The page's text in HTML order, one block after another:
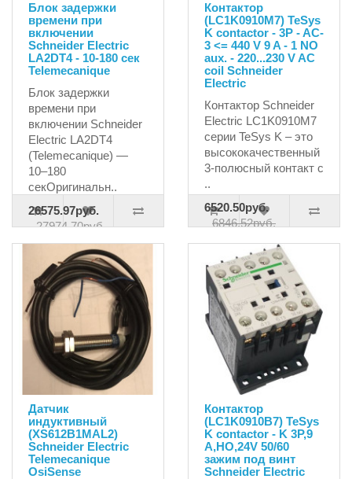
Блок задержки
времени при
включении
Schneider Electric
LA2DT4 - 10-180 сек
Telemecanique
Блок задержки
времени при
включении Schneider
Electric LA2DT4
(Telemecanique) —
10–180
секОригинальн..
26575.97руб.
27974.70руб.
Контактор
(LC1K0910M7) TeSys
K contactor - 3P - AC-
3 <= 440 V 9 A - 1 NO
aux. - 220...230 V AC
coil Schneider
Electric
Контактор Schneider
Electric LC1K0910M7
серии TeSys K – это
высококачественный
3-полюсный контакт с
..
6520.50руб.
6846.52руб.
Датчик
индуктивный
(XS612B1MAL2)
Schneider Electric
Telemecanique
OsiSense
Контактор
(LC1K0910B7) TeSys
K contactor - K 3P,9
A,НО,24V 50/60
зажим под винт
Schneider Electric